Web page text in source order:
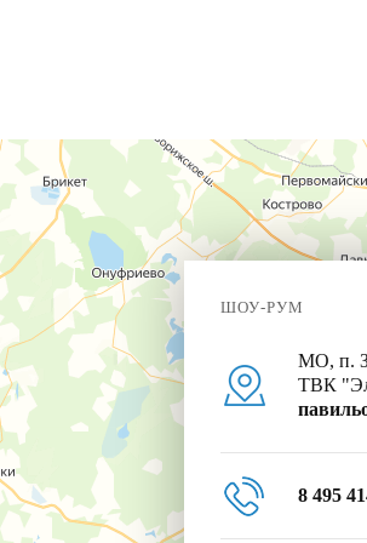
ШОУ-РУМ
МО, п.
ТВК
8 495